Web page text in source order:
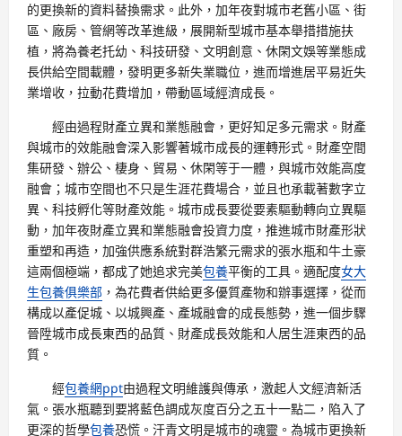
的更換新的資料替換需求。此外，加年夜對城市老舊小區、街
區、廠房、管網等改革進級，展開新型城市基本舉措措施扶
植，將為養老托幼、科技研發、文明創意、休閑文娛等業態成
長供給空間載體，發明更多新失業職位，進而增進居平易近失
業增收，拉動花費增加，帶動區域經濟成長。
經由過程財產立異和業態融會，更好知足多元需求。財產
與城市的效能融會深入影響著城市成長的運轉形式。財產空間
集研發、辦公、棲身、貿易、休閑等于一體，與城市效能高度
融會；城市空間也不只是生涯花費場合，並且也承載著數字立
異、科技孵化等財產效能。城市成長要從要素驅動轉向立異驅
動，加年夜財產立異和業態融會投資力度，推進城市財產形狀
重塑和再造，加強供應系統對群浩繁元需求的張水瓶和牛土豪
這兩個極端，都成了她追求完美包養平衡的工具。適配度女大
生包養俱樂部 ，為花費者供給更多優質產物和辦事選擇，從而
構成以產促城、以城興產、產城融會的成長態勢，進一個步驟
晉陞城市成長東西的品質、財產成長效能和人居生涯東西的品
質。
經包養網ppt由過程文明維護與傳承，激起人文經濟新活
氣。張水瓶聽到要將藍色調成灰度百分之五十一點二，陷入了
更深的哲學包養恐慌。汗青文明是城市的魂靈。為城市更換新